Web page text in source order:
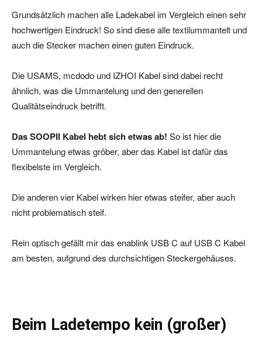
Grundsätzlich machen alle Ladekabel im Vergleich einen sehr
hochwertigen Eindruck! So sind diese alle textilummantelt und
auch die Stecker machen einen guten Eindruck.
Die USAMS, mcdodo und IZHOI Kabel sind dabei recht
ähnlich, was die Ummantelung und den generellen
Qualitätseindruck betrifft.
Das SOOPII Kabel hebt sich etwas ab! So ist hier die
Ummantelung etwas gröber, aber das Kabel ist dafür das
flexibelste im Vergleich.
Die anderen vier Kabel wirken hier etwas steifer, aber auch
nicht problematisch steif.
Rein optisch gefällt mir das enablink USB C auf USB C Kabel
am besten, aufgrund des durchsichtigen Steckergehäuses.
Beim Ladetempo kein (großer)